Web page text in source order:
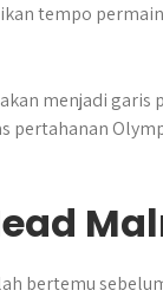
tempo
menjadi
pertahanan
bertemu